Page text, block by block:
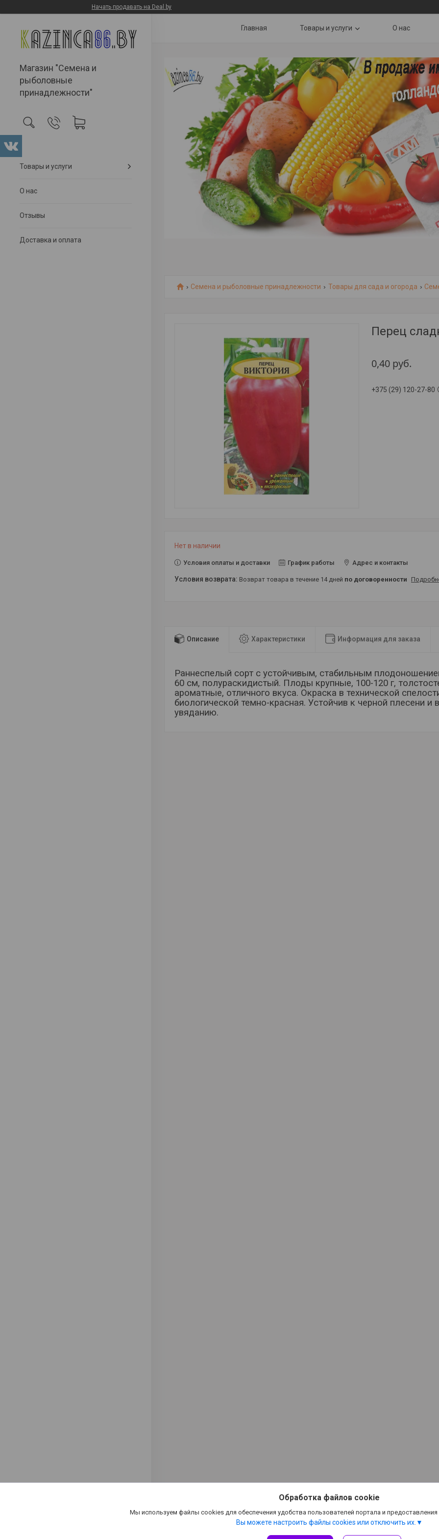
Начать продавать на Deal.by
Магазин "Семена и
рыболовные
принадлежности"
Товары и услуги
О нас
Отзывы
Доставка и оплата
Главная Товары и услуги О нас
Семена и рыболовные принадлежности Товары для сада и огорода
Перец
0,40 руб.
+375 (29) 120-27-80
Нет в наличии
Условия оплаты и доставки График работы Адрес и контакты
возврат товара в течение 14 дней по договоренности
Описание Характеристики Информация для заказа
Раннеспелый сорт с устойчивым, стабильным
60 см, полураскидистый. Плоды крупные, 100-120 г,
ароматные, отличного вкуса. Окраска в технической
биологической темно-красная. Устойчив к черной плесени и
увяданию.
Обработка файлов cookie
Мы используем файлы cookies для обеспечения удобства пользователей портала и
Вы можете настроить файлы cookies или отключить их.